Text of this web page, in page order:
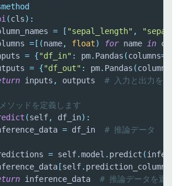
(cls) :
= [ "sepal_length" ,
= [ (name, float) for name in
= {"df_in" : pm. Pandas (columns=
= {"df_out" : pm. Pandas (columns
inputs , outputs # 入力と出力を返
ソッドを定義します
(self, df_in) :
= df_in # 推論データ
= self.model . predict (
[self.
inference_data # 推論データを返す